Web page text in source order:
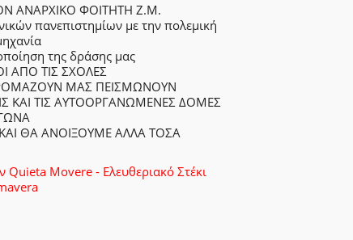
ΑΝΑΡΧΙΚΟ ΦΟΙΤΗΤΗ Ζ.Μ.
πανεπιστημίων με την πολεμική
της δράσης μας
ΑΠΟ ΤΙΣ ΣΧΟΛΕΣ
ΜΑΣ ΠΕΙΣΜΩΝΟΥΝ
ΚΑΙ ΤΙΣ ΑΥΤΟΟΡΓΑΝΩΜΕΝΕΣ ΔΟΜΕΣ
ΘΑ ΑΝΟΙΞΟΥΜΕ ΑΛΛΑ ΤΟΣΑ
Quieta Movere - Ελευθεριακό Στέκι